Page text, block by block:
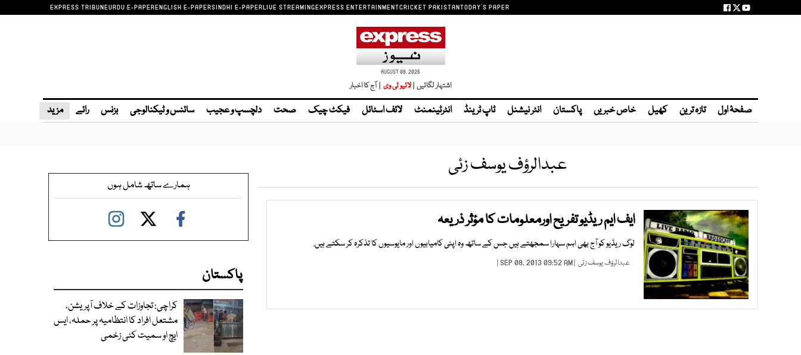
EXPRESS TRIBUNEURDU E-PAPERENGLISH E-PAPERSINDHI E-PAPERLIVE STREAMINGEXPRESS ENTERTAINMENTCRICKET PAKISTANTODAY'S PAPER
AUGUST 08, 2026
اشتہار لگائیں |لائیو ٹی وی | آج کا اخبار
صفحۂ اول تازہ ترین کھیل خاص خبریں پاکستان انٹر نیشنل ٹاپ ٹرینڈ انٹرٹینمنٹ لائف اسٹائل فیکٹ چیک صحت دلچسپ و عجیب سائنس و ٹیکنالوجی بزنس رائے مزید
عبدالرؤف یوسف زئی
ایف ایم ریڈیو تفریح اورمعلومات کا مؤثر ذریعہ
لوگ ریڈیو کو آج بھی اہم سہارا سمجھتے ہیں جس کے ساتھ وہ اپنی کامیابیوں اور مایوسیوں کا تذکرہ کر سکتے ہیں.
عبدالرؤف یوسف زئی | SEP 08, 2013 09:52 AM |
ہمارے ساتھ شامل ہوں
پاکستان
کراچی: تجاوزات کے خلاف آپریشن،
مشتعل افراد کا انتظامیہ پر حملہ، ایس
ایچ او سمیت کئی زخمی